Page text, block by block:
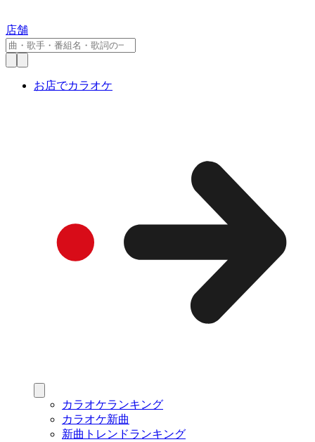
店舗
お店でカラオケ
カラオケランキング
カラオケ新曲
新曲トレンドランキング